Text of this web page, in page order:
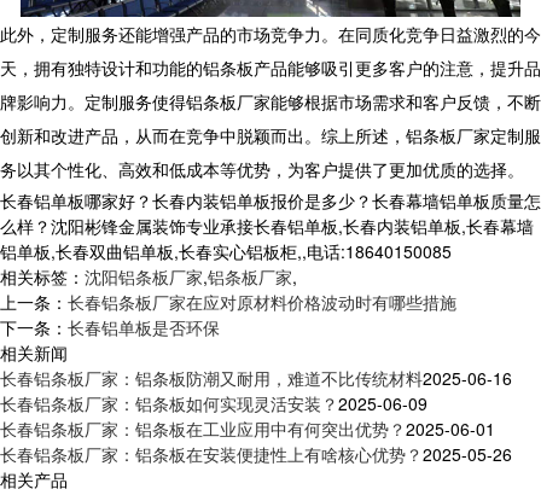
此外，定制服务还能增强产品的市场竞争力。在同质化竞争日益激烈的今
天，拥有独特设计和功能的铝条板产品能够吸引更多客户的注意，提升品
牌影响力。定制服务使得铝条板厂家能够根据市场需求和客户反馈，不断
创新和改进产品，从而在竞争中脱颖而出。综上所述，铝条板厂家定制服
务以其个性化、高效和低成本等优势，为客户提供了更加优质的选择。
长春铝单板哪家好？长春内装铝单板报价是多少？长春幕墙铝单板质量怎
么样？沈阳彬锋金属装饰专业承接长春铝单板,长春内装铝单板,长春幕墙
铝单板,长春双曲铝单板,长春实心铝板柜,,电话:18640150085
相关标签： 沈阳铝条板厂家,铝条板厂家,
上一条： 长春铝条板厂家在应对原材料价格波动时有哪些措施
下一条： 长春铝单板是否环保
相关新闻
长春铝条板厂家：铝条板防潮又耐用，难道不比传统材料2025-06-16
长春铝条板厂家：铝条板如何实现灵活安装？2025-06-09
长春铝条板厂家：铝条板在工业应用中有何突出优势？2025-06-01
长春铝条板厂家：铝条板在安装便捷性上有啥核心优势？2025-05-26
相关产品